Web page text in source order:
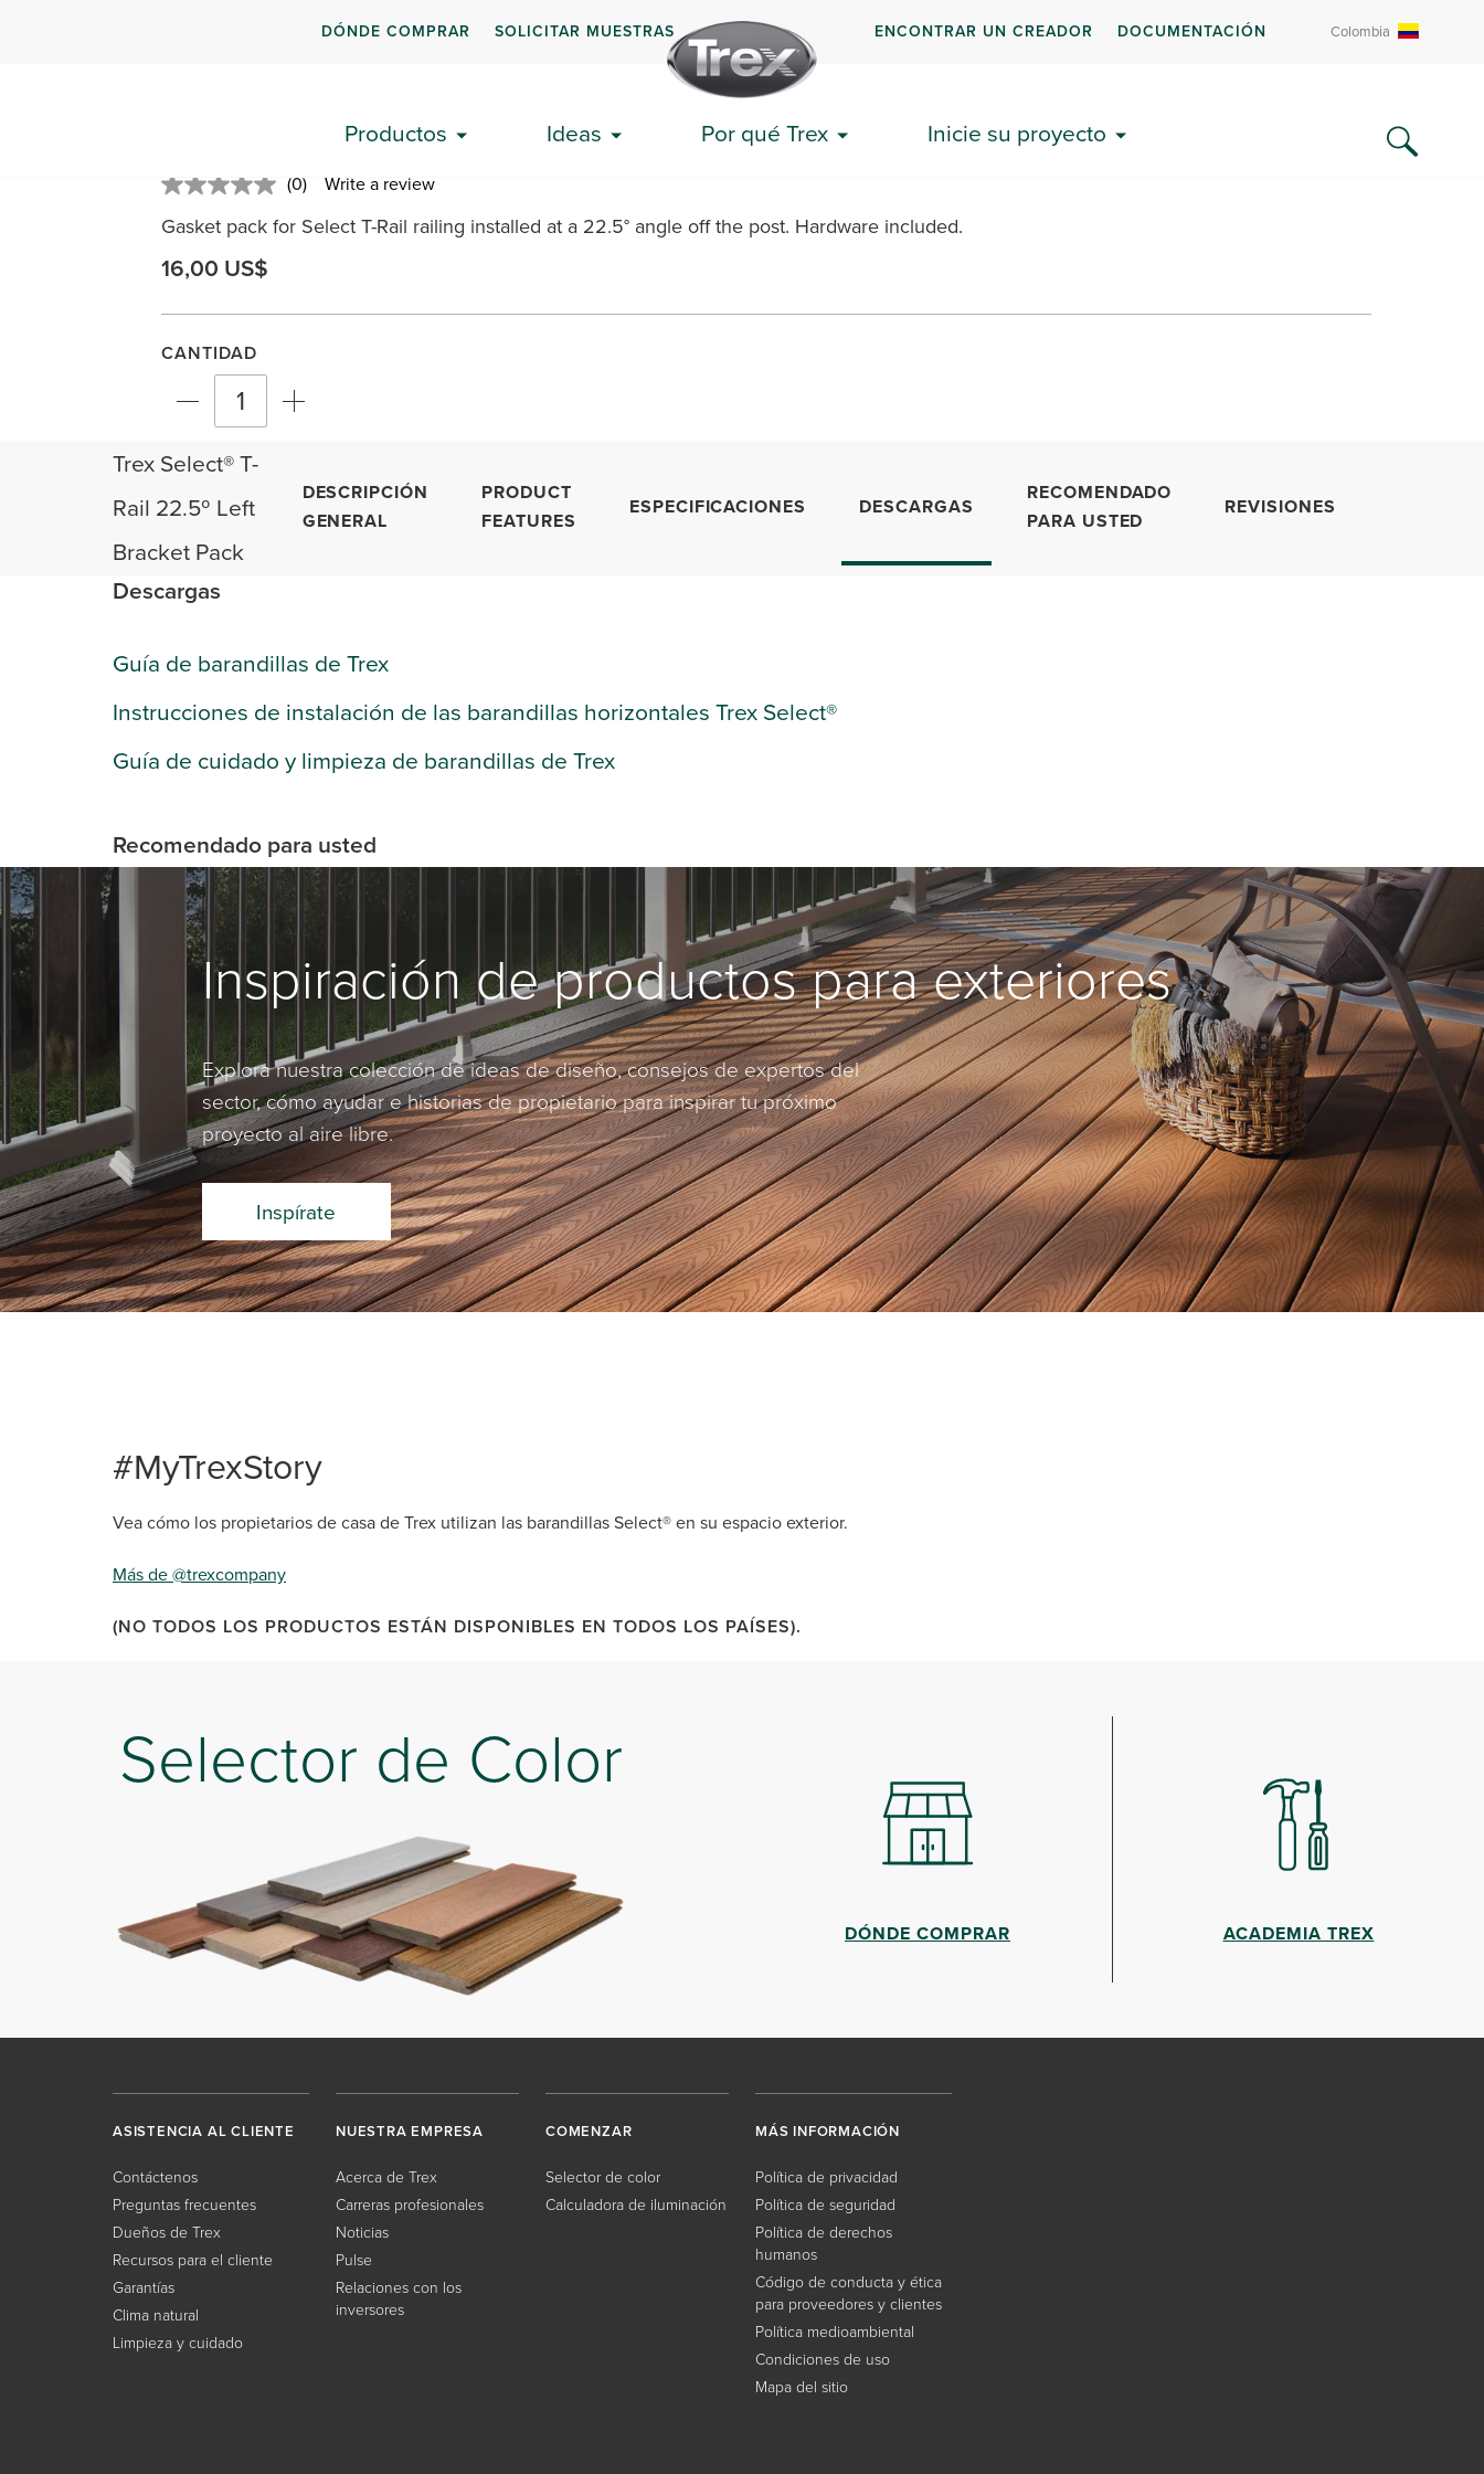
DÓNDE COMPRAR SOLICITAR MUESTRAS ENCONTRAR UN CREADOR DOCUMENTACIÓN Colombia
Productos Ideas Por qué Trex Inicie su proyecto
Trex Select® T-Rail 22.5º Left Bracket Pack
No
value.
(0) Write a review
Gasket pack for Select T-Rail railing installed at a 22.5° angle off the post. Hardware included.
16,00 US$
CANTIDAD
Trex Select® T-
Rail 22.5º Left
Bracket Pack
DESCRIPCIÓN
GENERAL
PRODUCT
FEATURES
ESPECIFICACIONES DESCARGAS
RECOMENDADO
PARA USTED
REVISIONES
Descargas
Guía de barandillas de Trex
Instrucciones de instalación de las barandillas horizontales Trex Select®
Guía de cuidado y limpieza de barandillas de Trex
Recomendado para usted
Inspiración de productos para exteriores
Explora nuestra colección de ideas de diseño, consejos de expertos del
sector, cómo ayudar e historias de propietario para inspirar tu próximo
proyecto al aire libre.
Inspírate
#MyTrexStory
Vea cómo los propietarios de casa de Trex utilizan las barandillas Select® en su espacio exterior.
Más de @trexcompany
(NO TODOS LOS PRODUCTOS ESTÁN DISPONIBLES EN TODOS LOS PAÍSES).
Selector de Color
DÓNDE COMPRAR ACADEMIA TREX
ASISTENCIA AL CLIENTE
Contáctenos
Preguntas frecuentes
Dueños de Trex
Recursos para el cliente
Garantías
Clima natural
Limpieza y cuidado
NUESTRA EMPRESA
Acerca de Trex
Carreras profesionales
Noticias
Pulse
Relaciones con los
inversores
COMENZAR
Selector de color
Calculadora de iluminación
MÁS INFORMACIÓN
Política de privacidad
Política de seguridad
Política de derechos
humanos
Código de conducta y ética
para proveedores y clientes
Política medioambiental
Condiciones de uso
Mapa del sitio